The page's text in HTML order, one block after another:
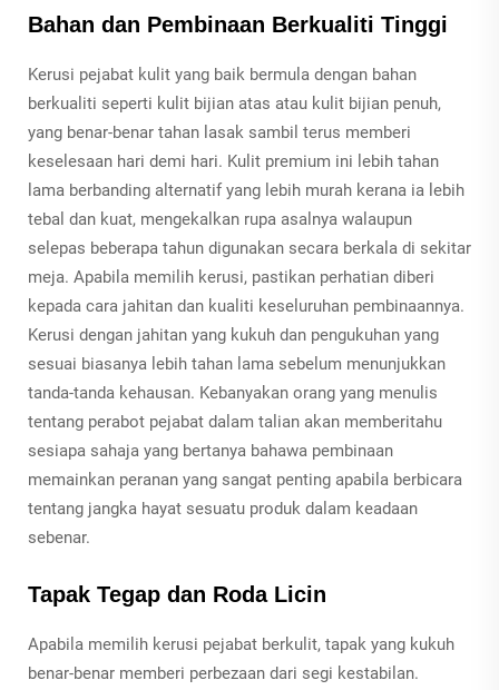
Bahan dan Pembinaan Berkualiti Tinggi
Kerusi pejabat kulit yang baik bermula dengan bahan
berkualiti seperti kulit bijian atas atau kulit bijian penuh,
yang benar-benar tahan lasak sambil terus memberi
keselesaan hari demi hari. Kulit premium ini lebih tahan
lama berbanding alternatif yang lebih murah kerana ia lebih
tebal dan kuat, mengekalkan rupa asalnya walaupun
selepas beberapa tahun digunakan secara berkala di sekitar
meja. Apabila memilih kerusi, pastikan perhatian diberi
kepada cara jahitan dan kualiti keseluruhan pembinaannya.
Kerusi dengan jahitan yang kukuh dan pengukuhan yang
sesuai biasanya lebih tahan lama sebelum menunjukkan
tanda-tanda kehausan. Kebanyakan orang yang menulis
tentang perabot pejabat dalam talian akan memberitahu
sesiapa sahaja yang bertanya bahawa pembinaan
memainkan peranan yang sangat penting apabila berbicara
tentang jangka hayat sesuatu produk dalam keadaan
sebenar.
Tapak Tegap dan Roda Licin
Apabila memilih kerusi pejabat berkulit, tapak yang kukuh
benar-benar memberi perbezaan dari segi kestabilan.